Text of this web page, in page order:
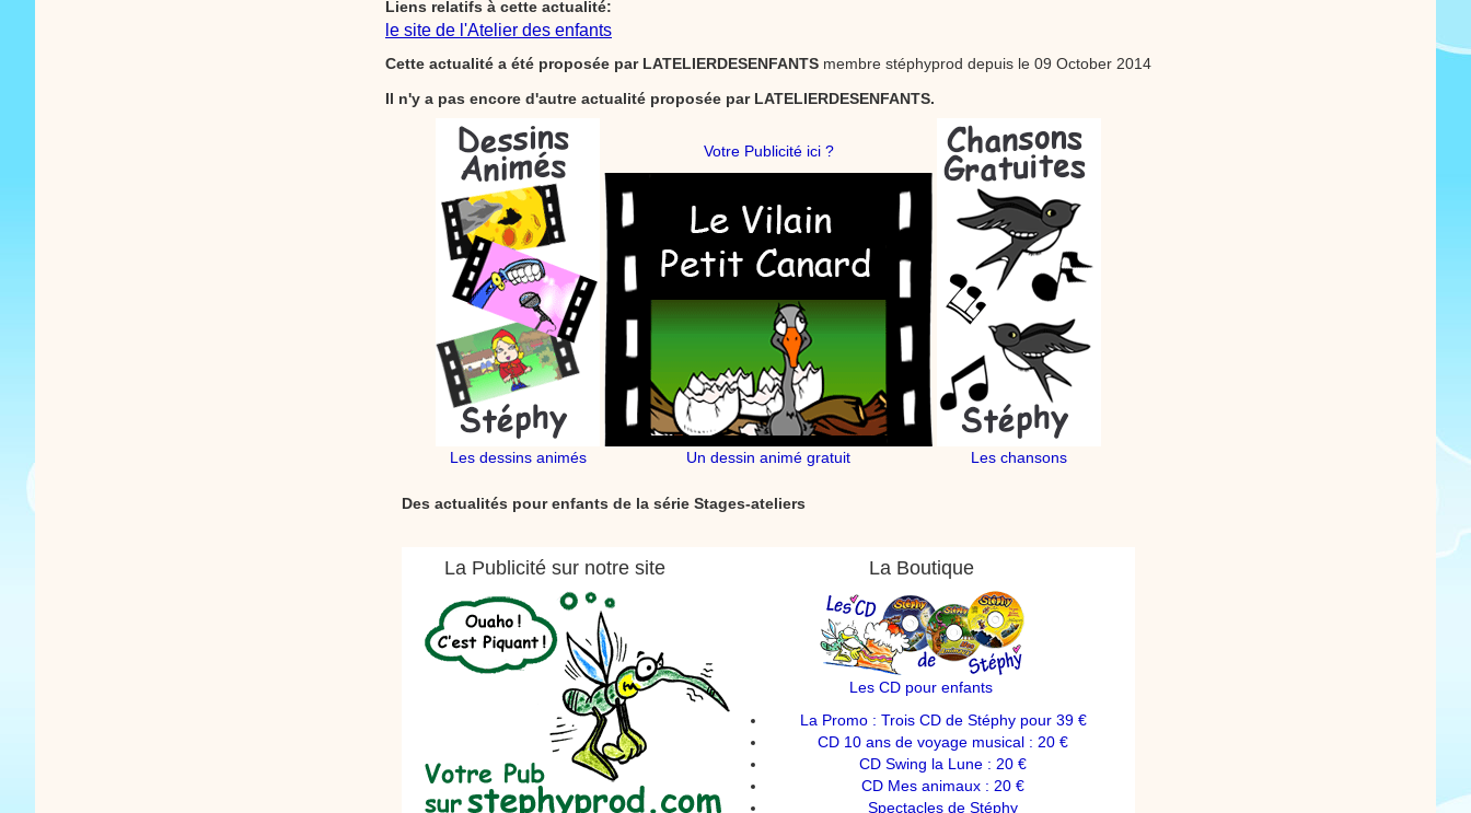
Liens relatifs à cette actualité:
le site de l'Atelier des enfants
Cette actualité a été proposée par LATELIERDESENFANTS membre stéphyprod depuis le 09 October 2014
Il n'y a pas encore d'autre actualité proposée par LATELIERDESENFANTS.
Les dessins animés
Votre Publicité ici ?
Un dessin animé gratuit Les chansons
Des actualités pour enfants de la série Stages-ateliers
La Publicité sur notre site La Boutique
Les CD pour enfants
La Promo : Trois CD de Stéphy pour 39 €
CD 10 ans de voyage musical : 20 €
CD Swing la Lune : 20 €
CD Mes animaux : 20 €
Spectacles de Stéphy